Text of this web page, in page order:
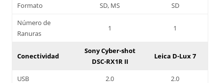
Formato SD, MS
SD
Número de
Ranuras
1 1
Conectividad
Sony Cyber-shot
DSC-RX1R II
Leica D-Lux 7
USB 2.0
2.0